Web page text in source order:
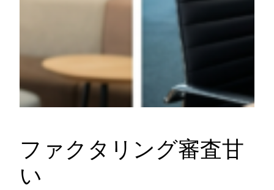
ファクタリング審査甘
い